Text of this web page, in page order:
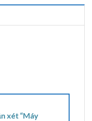
xét “Máy